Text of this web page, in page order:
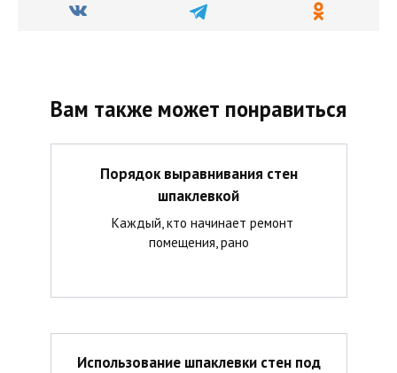
Вам также может понравиться
Порядок выравнивания стен
шпаклевкой
Каждый, кто начинает ремонт
помещения, рано
Использование шпаклевки стен под